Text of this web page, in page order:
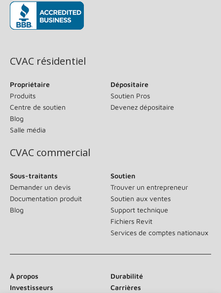
CVAC résidentiel
Propriétaire
Produits
Centre de soutien
Blog
Salle média
Dépositaire
Soutien Pros
Devenez dépositaire
CVAC commercial
Sous-traitants
Demander un devis
Documentation produit
Blog
Soutien
Trouver un entrepreneur
Soutien aux ventes
Support technique
Fichiers Revit
Services de comptes nationaux
À propos
Durabilité
Investisseurs
Carrières